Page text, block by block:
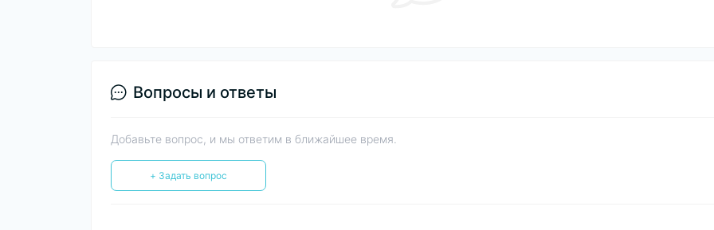
Вопросы и ответы
Добавьте вопрос, и мы ответим в ближайшее время.
+ Задать вопрос